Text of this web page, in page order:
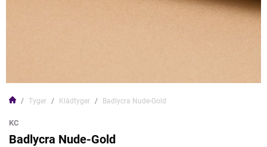
Tyger Klädtyger Badlycra Nude-Gold
KC
Badlycra Nude-Gold